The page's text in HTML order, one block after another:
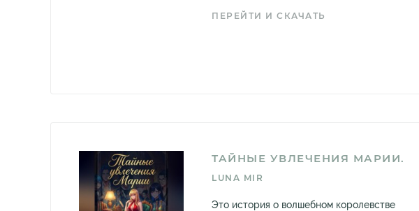
ПЕРЕЙТИ И СКАЧАТЬ
ТАЙНЫЕ УВЛЕЧЕНИЯ МАРИИ.
LUNA MIR
Это история о волшебном королевстве